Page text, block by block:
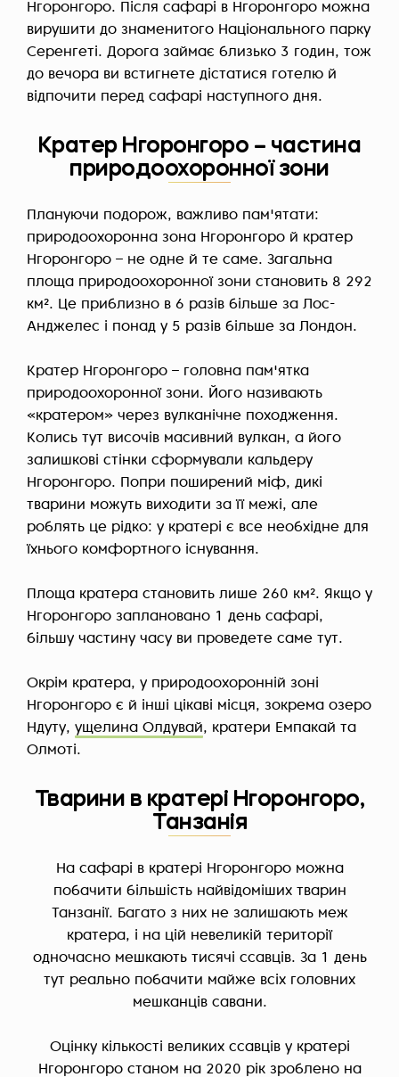
Нгоронгоро. Після сафарі в Нгоронгоро можна
вирушити до знаменитого Національного парку
Серенгеті. Дорога займає близько 3 годин, тож
до вечора ви встигнете дістатися готелю й
відпочити перед сафарі наступного дня.
Кратер Нгоронгоро – частина
природоохоронної зони
Плануючи подорож, важливо пам'ятати:
природоохоронна зона Нгоронгоро й кратер
Нгоронгоро – не одне й те саме. Загальна
площа природоохоронної зони становить 8 292
км². Це приблизно в 6 разів більше за Лос-
Анджелес і понад у 5 разів більше за Лондон.
Кратер Нгоронгоро – головна пам'ятка
природоохоронної зони. Його називають
«кратером» через вулканічне походження.
Колись тут височів масивний вулкан, а його
залишкові стінки сформували кальдеру
Нгоронгоро. Попри поширений міф, дикі
тварини можуть виходити за її межі, але
роблять це рідко: у кратері є все необхідне для
їхнього комфортного існування.
Площа кратера становить лише 260 км². Якщо у
Нгоронгоро заплановано 1 день сафарі,
більшу частину часу ви проведете саме тут.
Окрім кратера, у природоохоронній зоні
Нгоронгоро є й інші цікаві місця, зокрема озеро
Ндуту, ущелина Олдувай, кратери Емпакай та
Олмоті.
Тварини в кратері Нгоронгоро,
Танзанія
На сафарі в кратері Нгоронгоро можна
побачити більшість найвідоміших тварин
Танзанії. Багато з них не залишають меж
кратера, і на цій невеликій території
одночасно мешкають тисячі ссавців. За 1 день
тут реально побачити майже всіх головних
мешканців савани.
Оцінку кількості великих ссавців у кратері
Нгоронгоро станом на 2020 рік зроблено на